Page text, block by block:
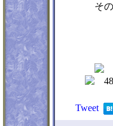
そ
Tweet